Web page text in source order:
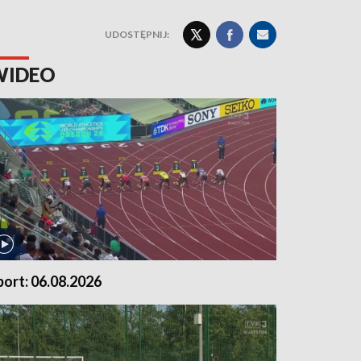
UDOSTĘPNIJ:
06.08.2026